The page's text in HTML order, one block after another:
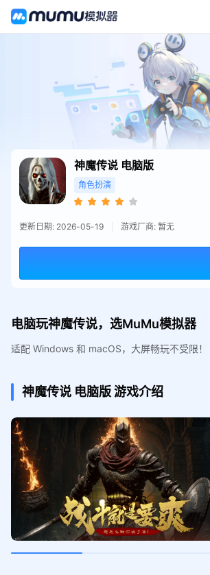
神魔传说 电脑版
角色扮演
更新日期: 2026-05-19 游戏厂商: 暂无
电脑玩神魔传说，选MuMu模拟器
适配 Windows 和 macOS，大屏畅玩不受限！
神魔传说 电脑版游戏介绍